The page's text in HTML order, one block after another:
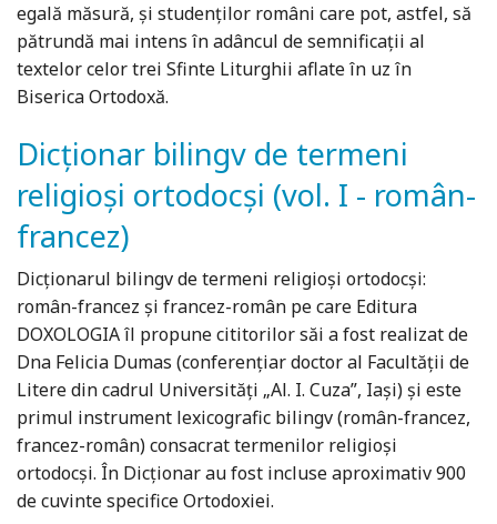
egală măsură, şi studenţilor români care pot, astfel, să
pătrundă mai intens în adâncul de semnificaţii al
textelor celor trei Sfinte Liturghii aflate în uz în
Biserica Ortodoxă.
Dicționar bilingv de termeni
religioși ortodocși (vol. I - român-
francez)
Dicţionarul bilingv de termeni religioşi ortodocşi:
român-francez şi francez-român pe care Editura
DOXOLOGIA îl propune cititorilor săi a fost realizat de
Dna Felicia Dumas (conferenţiar doctor al Facultăţii de
Litere din cadrul Universităţi „Al. I. Cuza”, Iaşi) şi este
primul instrument lexicografic bilingv (român-francez,
francez-român) consacrat termenilor religioşi
ortodocşi. În Dicţionar au fost incluse aproximativ 900
de cuvinte specifice Ortodoxiei.